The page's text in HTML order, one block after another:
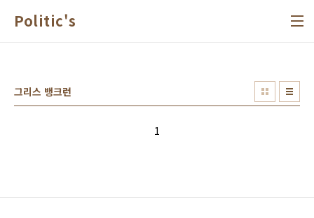
Politic's
그리스 뱅크런
1